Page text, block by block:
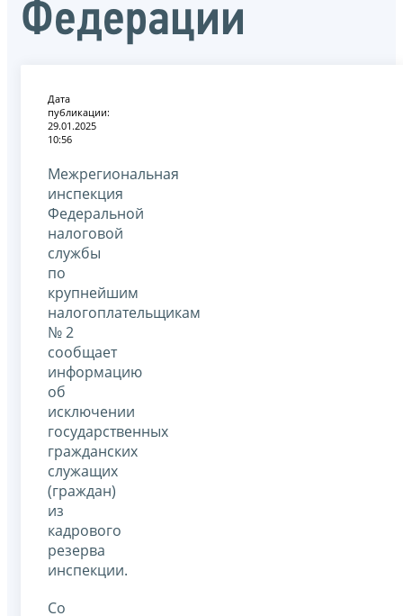
Федерации
Дата
публикации:
29.01.2025
10:56
Межрегиональная
инспекция
Федеральной
налоговой
службы
по
крупнейшим
налогоплательщикам
№ 2
сообщает
информацию
об
исключении
государственных
гражданских
служащих
(граждан)
из
кадрового
резерва
инспекции.
Со